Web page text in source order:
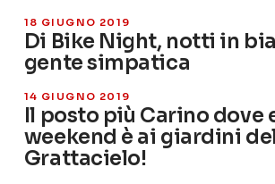
18 GIUGNO 2019
Di Bike Night, notti in
gente simpatica
14 GIUGNO 2019
Il posto più Carino dove
weekend è ai giardini
Grattacielo!